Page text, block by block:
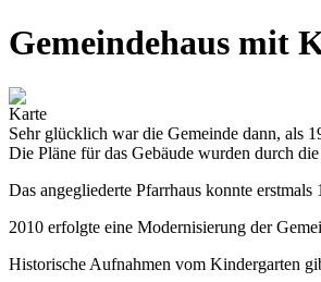
Gemeindehaus mit
Karte
Sehr glücklich war die Gemeinde dann, als
Die Pläne für das Gebäude wurden durch
Das angegliederte Pfarrhaus konnte
2010 erfolgte eine Modernisierung der
Historische Aufnahmen vom Kindergarten